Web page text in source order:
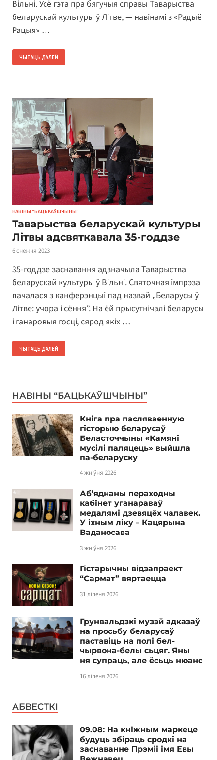
Вільні. Усё гэта пра бягучыя справы Таварыства
беларускай культуры ў Літве, — навінамі з «Радыё
Рацыя» …
ЧЫТАЦЬ ДАЛЕЙ
НАВІНЫ "БАЦЬКАЎШЧЫНЫ"
Таварыства беларускай культуры
Літвы адсвяткавала 35-годдзе
6 снежня 2023
35-годдзе заснавання адзначыла Таварыства
беларускай культуры ў Вільні. Святочная імпрэза
пачалася з канферэнцыі пад назвай „Беларусы ў
Літве: учора і сёння”. На ёй прысутнічалі беларусы
і ганаровыя госці, сярод якіх …
ЧЫТАЦЬ ДАЛЕЙ
НАВІНЫ “БАЦЬКАЎШЧЫНЫ”
Кніга пра пасляваенную
гісторыю беларусаў
Беласточчыны «Камяні
мусілі паляцець» выйшла
па-беларуску
4 жніўня 2026
Аб’яднаны пераходны
кабінет уганараваў
медалямі дзевяцёх чалавек.
У іхным ліку – Кацярына
Ваданосава
3 жніўня 2026
Гістарычны відэапраект
“Сармат” вяртаецца
31 ліпеня 2026
Грунвальдзкі музэй адказаў
на просьбу беларусаў
паставіць на полі бел-
чырвона-белы сьцяг. Яны
ня супраць, але ёсьць нюанс
16 ліпеня 2026
АБВЕСТКІ
09.08: На кніжным маркеце
будуць збіраць сродкі на
заснаванне Прэміі імя Евы